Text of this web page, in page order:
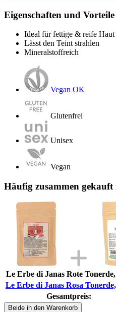
Eigenschaften und Vorteile
Ideal für fettige & reife Haut
Lässt den Teint strahlen
Mineralstoffreich
Vegan OK
Glutenfrei
Unisex
Vegan
Häufig zusammen
Le Erbe di Janas Rote
Le Erbe di Janas Rosa
Gesamtpreis:
Beide in den Warenkorb